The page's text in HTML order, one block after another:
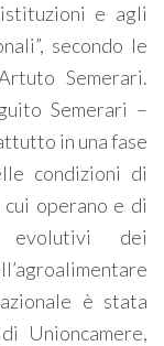
e agli
secondo le
Semerari.
Semerari –
in una fase
condizioni di
operano e di
dei
è stata
Unioncamere,